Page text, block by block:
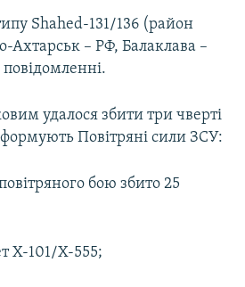
Shahed-131/136 (район
Ахтарськ – РФ, Балаклава –
удалося збити три чверті
Повітряні сили ЗСУ:
бою збито 25
Х-101/Х-555;